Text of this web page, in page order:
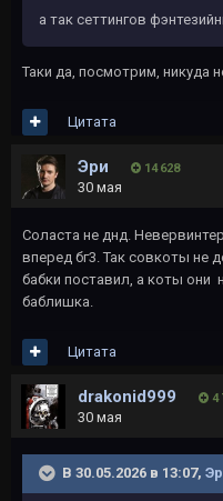
а так сеттингов
Таки да, посмотрим, никуда
Цитата
Эри 14 628
30 мая
Соласта не днд.
вперед бг3. Так совкоты не
бабки поставил, а коты они
баблишка.
Цитата
drakonid999 4
30 мая
В 30.05.2026 в 13:07,